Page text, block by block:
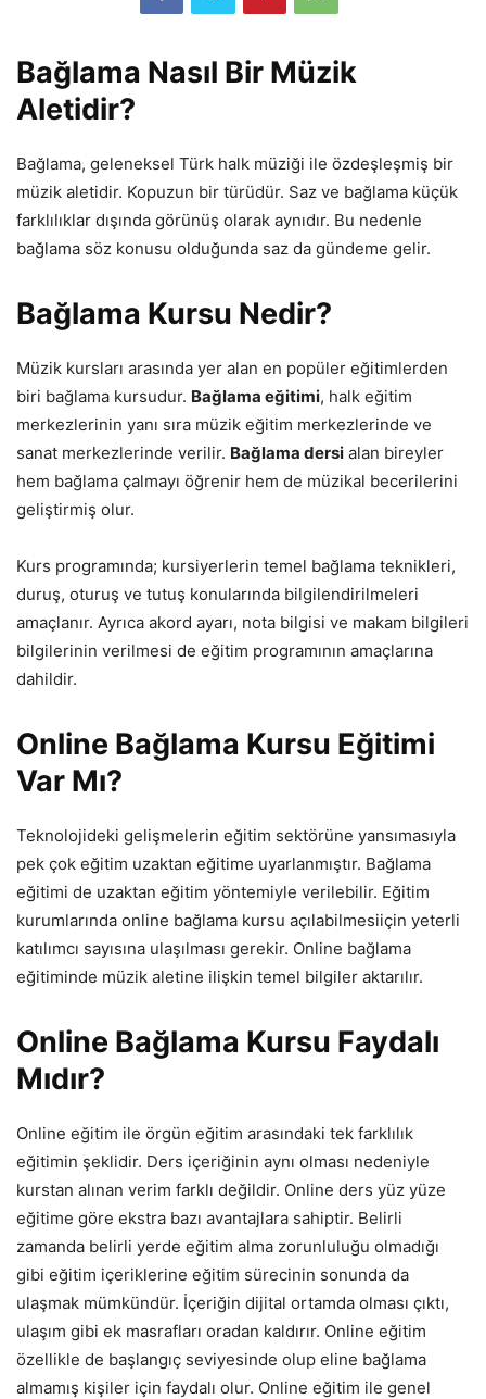
Bağlama Nasıl Bir Müzik
Aletidir?
Bağlama, geleneksel Türk halk müziği ile özdeşleşmiş bir
müzik aletidir. Kopuzun bir türüdür. Saz ve bağlama küçük
farklılıklar dışında görünüş olarak aynıdır. Bu nedenle
bağlama söz konusu olduğunda saz da gündeme gelir.
Bağlama Kursu Nedir?
Müzik kursları arasında yer alan en popüler eğitimlerden
biri bağlama kursudur. Bağlama eğitimi, halk eğitim
merkezlerinin yanı sıra müzik eğitim merkezlerinde ve
sanat merkezlerinde verilir. Bağlama dersi alan bireyler
hem bağlama çalmayı öğrenir hem de müzikal becerilerini
geliştirmiş olur.
Kurs programında; kursiyerlerin temel bağlama teknikleri,
duruş, oturuş ve tutuş konularında bilgilendirilmeleri
amaçlanır. Ayrıca akord ayarı, nota bilgisi ve makam bilgileri
bilgilerinin verilmesi de eğitim programının amaçlarına
dahildir.
Online Bağlama Kursu Eğitimi
Var Mı?
Teknolojideki gelişmelerin eğitim sektörüne yansımasıyla
pek çok eğitim uzaktan eğitime uyarlanmıştır. Bağlama
eğitimi de uzaktan eğitim yöntemiyle verilebilir. Eğitim
kurumlarında online bağlama kursu açılabilmesiiçin yeterli
katılımcı sayısına ulaşılması gerekir. Online bağlama
eğitiminde müzik aletine ilişkin temel bilgiler aktarılır.
Online Bağlama Kursu Faydalı
Mıdır?
Online eğitim ile örgün eğitim arasındaki tek farklılık
eğitimin şeklidir. Ders içeriğinin aynı olması nedeniyle
kurstan alınan verim farklı değildir. Online ders yüz yüze
eğitime göre ekstra bazı avantajlara sahiptir. Belirli
zamanda belirli yerde eğitim alma zorunluluğu olmadığı
gibi eğitim içeriklerine eğitim sürecinin sonunda da
ulaşmak mümkündür. İçeriğin dijital ortamda olması çıktı,
ulaşım gibi ek masrafları oradan kaldırır. Online eğitim
özellikle de başlangıç seviyesinde olup eline bağlama
almamış kişiler için faydalı olur. Online eğitim ile genel